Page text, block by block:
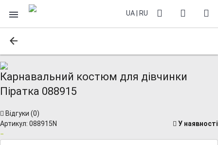
UA RU
Карнавальний костюм для дівчинки
Піратка 088915
Відгуки (0)
Артикул: 088915N
У наявності
−